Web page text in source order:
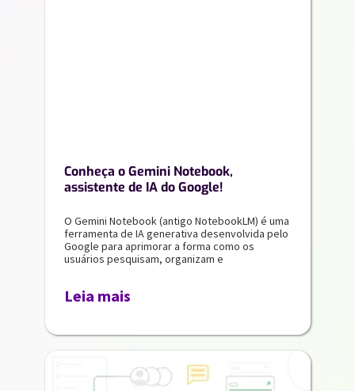
Conheça o Gemini Notebook,
assistente de IA do Google!
O Gemini Notebook (antigo NotebookLM) é uma
ferramenta de IA generativa desenvolvida pelo
Google para aprimorar a forma como os
usuários pesquisam, organizam e
Leia mais